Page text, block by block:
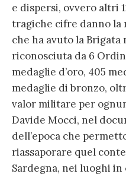
e dispersi, ovvero altri
tragiche cifre danno la
che ha avuto la Brigata
riconosciuta da 6
medaglie d’oro, 405
medaglie di bronzo,
valor militare per
Davide Mocci, nel
dell’epoca che
riassaporare quel
Sardegna, nei luoghi